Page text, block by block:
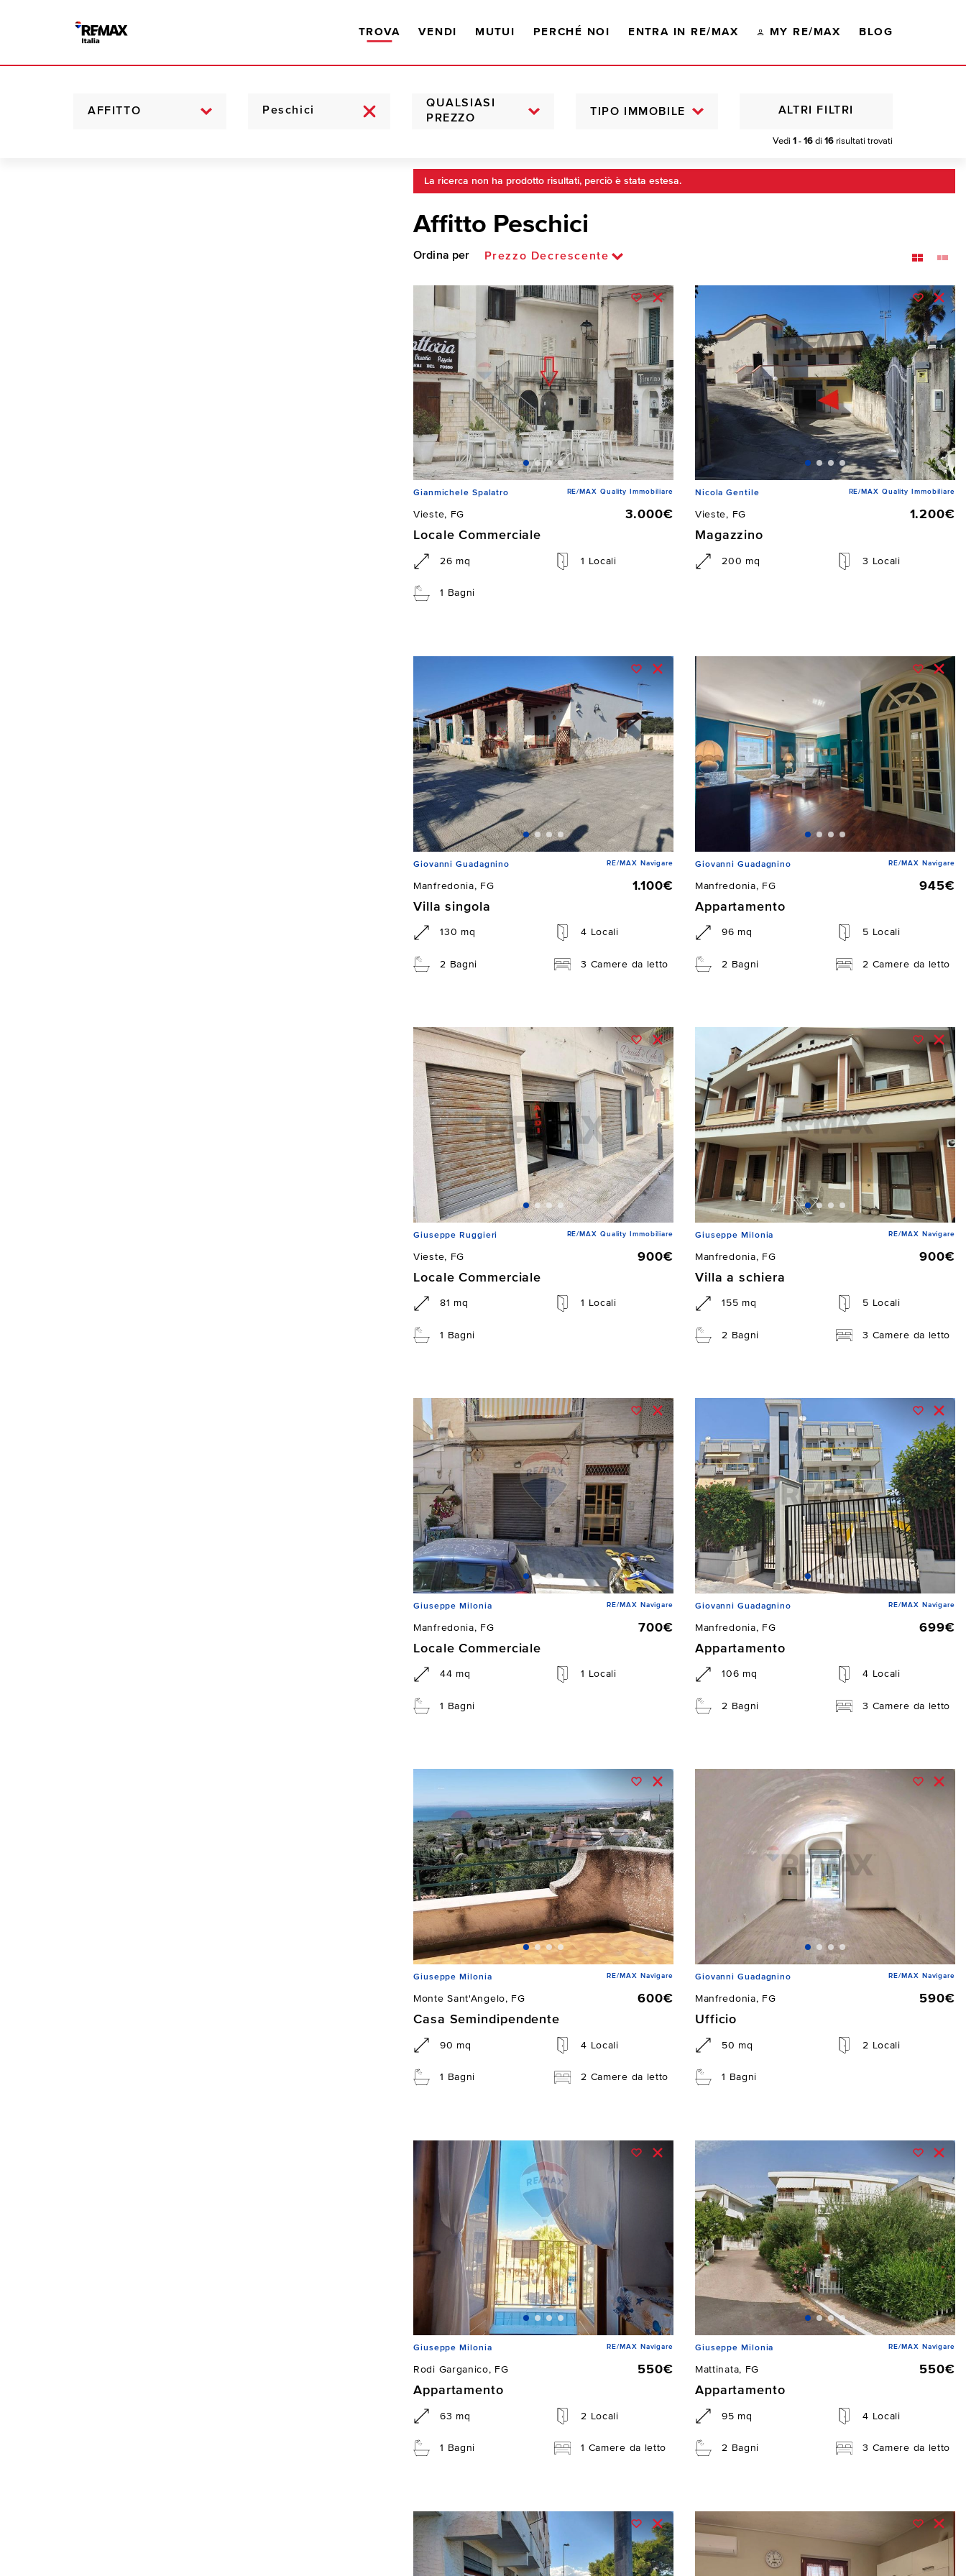
TROVA VENDI MUTUI PERCHÉ NOI ENTRA IN RE/MAX MY RE/MAX BLOG
AFFITTO
QUALSIASI
PREZZO
TIPO IMMOBILE
Vedi 1 - 16 di 16 risultati trovati
ALTRI FILTRI
La ricerca non ha prodotto risultati, perciò è stata estesa.
Affitto Peschici
Ordina per Prezzo Decrescente
Gianmichele Spalatro RE/MAX Quality Immobiliare
Vieste, FG
3.000€
Locale Commerciale
26 mq 1 Locali
1 Bagni
Nicola Gentile RE/MAX Quality Immobiliare
Vieste, FG
1.200€
Magazzino
200 mq 3 Locali
Giovanni Guadagnino RE/MAX Navigare
Manfredonia, FG
1.100€
Villa singola
130 mq 4 Locali
2 Bagni 3 Camere da letto
Giovanni Guadagnino RE/MAX Navigare
Manfredonia, FG
945€
Appartamento
96 mq 5 Locali
2 Bagni 2 Camere da letto
Giuseppe Ruggieri RE/MAX Quality Immobiliare
Vieste, FG
900€
Locale Commerciale
81 mq 1 Locali
1 Bagni
Giuseppe Milonia RE/MAX Navigare
Manfredonia, FG
900€
Villa a schiera
155 mq 5 Locali
2 Bagni 3 Camere da letto
Giuseppe Milonia RE/MAX Navigare
Manfredonia, FG
700€
Locale Commerciale
44 mq 1 Locali
1 Bagni
Giovanni Guadagnino RE/MAX Navigare
Manfredonia, FG
699€
Appartamento
106 mq 4 Locali
2 Bagni 3 Camere da letto
Giuseppe Milonia RE/MAX Navigare
Monte Sant'Angelo, FG
600€
Casa Semindipendente
90 mq 4 Locali
1 Bagni 2 Camere da letto
Giovanni Guadagnino RE/MAX Navigare
Manfredonia, FG
590€
Ufficio
50 mq 2 Locali
1 Bagni
Giuseppe Milonia RE/MAX Navigare
Rodi Garganico, FG
550€
Appartamento
63 mq 2 Locali
1 Bagni 1 Camere da letto
Giuseppe Milonia RE/MAX Navigare
Mattinata, FG
550€
Appartamento
95 mq 4 Locali
2 Bagni 3 Camere da letto